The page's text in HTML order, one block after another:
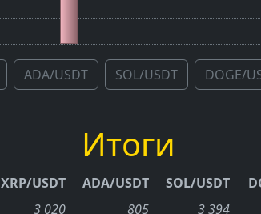
ADA/USDT SOL/USDT DOGE/
Итоги
XRP/USDT ADA/USDT SOL/USDT
3 020 805 3 394